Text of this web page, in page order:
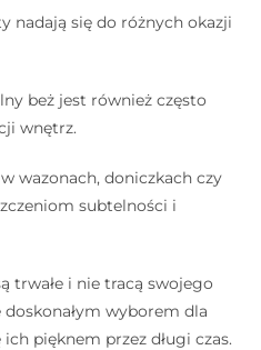
nadają się do różnych okazji
beż jest również często
wnętrz.
wazonach, doniczkach czy
subtelności i
trwałe i nie tracą swojego
wyborem dla
pięknem przez długi czas.